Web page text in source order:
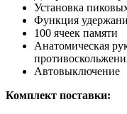
Установка
Функция
100 ячеек памяти
Анатомическая
Автовыключение
Комплект поставки: